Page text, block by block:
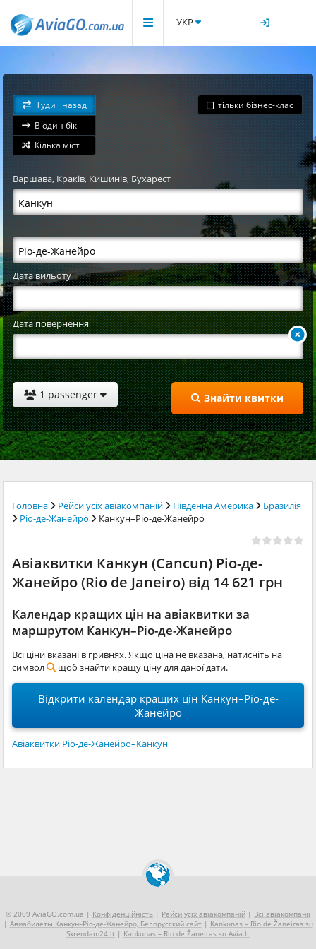
УКР
Туди і назад
В один бік
Кілька міст
тільки бізнес-клас
Варшава, Краків,Кишинів,Бухарест
Дата вильоту
Дата повернення
1 passenger Знайти квитки
Головна Рейси усіх авіакомпаній Південна Америка
Бразилія
Ріо-де-Жанейро
Канкун–Ріо-де-Жанейро
Авіаквитки Канкун (Cancun) Ріо-де-
Жанейро (Rio de Janeiro) від 14 621 грн
Календар кращих цін на авіаквитки за
маршрутом Канкун–Ріо-де-Жанейро
Всі ціни вказані в гривнях. Якщо ціна не вказана, натисніть на
символ
щоб знайти кращу ціну для даної дати.
Відкрити календар кращих цін Канкун–Ріо-де-
Жанейро
Авіаквитки Ріо-де-Жанейро–Канкун
© 2009 AviaGO.com.ua | Конфіденційність | Рейси усіх авіакомпаній | Всі авіакомпанії
| Авиабилеты Канкун–Ріо-де-Жанейро, Белорусский сайт| Kankunas – Rio de Žaneiras su
Skrendam24.lt | Kankunas – Rio de Žaneiras su Avia.lt